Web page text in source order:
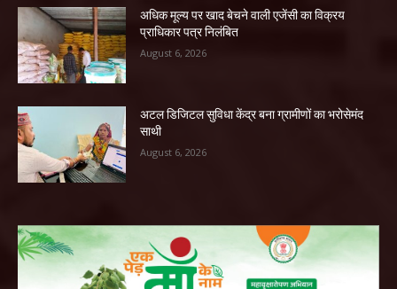
अधिक मूल्य पर खाद बेचने वाली एजेंसी का विक्रय
प्राधिकार पत्र निलंबित
August 6, 2026
अटल डिजिटल सुविधा केंद्र बना ग्रामीणों का भरोसेमंद
साथी
August 6, 2026